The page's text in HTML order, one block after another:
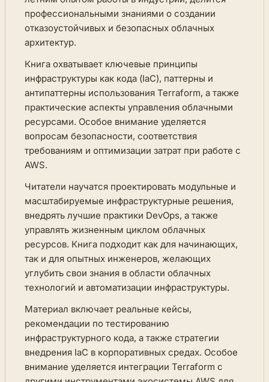
профессиональными знаниями о создании
отказоустойчивых и безопасных облачных
архитектур.
Книга охватывает ключевые принципы
инфраструктуры как кода (IaC), паттерны и
антипаттерны использования Terraform, а также
практические аспекты управления облачными
ресурсами. Особое внимание уделяется
вопросам безопасности, соответствия
требованиям и оптимизации затрат при работе с
AWS.
Читатели научатся проектировать модульные и
масштабируемые инфраструктурные решения,
внедрять лучшие практики DevOps, а также
управлять жизненным циклом облачных
ресурсов. Книга подходит как для начинающих,
так и для опытных инженеров, желающих
углубить свои знания в области облачных
технологий и автоматизации инфраструктуры.
Материал включает реальные кейсы,
рекомендации по тестированию
инфраструктурного кода, а также стратегии
внедрения IaC в корпоративных средах. Особое
внимание уделяется интеграции Terraform с